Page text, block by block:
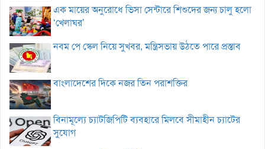
এক মায়ের অনুরোধে ভিসা সেন্টারে শিশুদের জন্য চালু হলো
‘খেলাঘর’
নবম পে স্কেল নিয়ে সুখবর, মন্ত্রিসভায় উঠতে পারে প্রস্তাব
বাংলাদেশের দিকে নজর তিন পরাশক্তির
বিনামূল্যে চ্যাটজিপিটি ব্যবহারে মিলবে সীমাহীন চ্যাটের
সুযোগ